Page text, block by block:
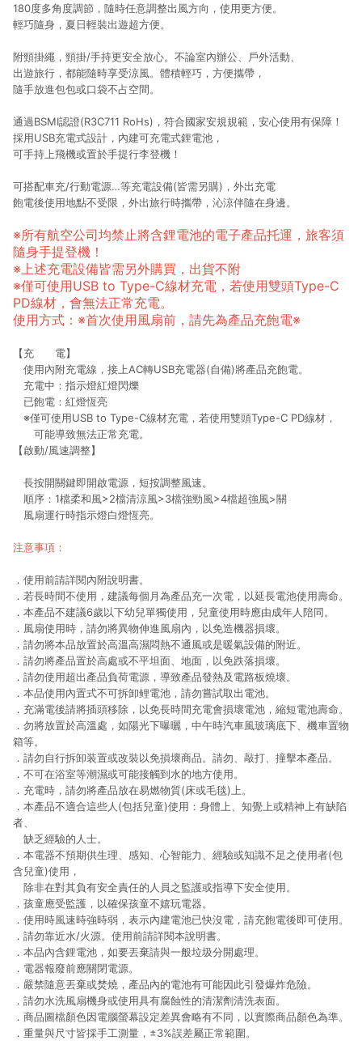
180度多角度調節，隨時任意調整出風方向，使用更方便。
輕巧隨身，夏日輕裝出遊超方便。
附頸掛繩，頸掛/手持更安全放心。不論室內辦公、戶外活動、
出遊旅行，都能隨時享受涼風。體積輕巧，方便攜帶，
隨手放進包包或口袋不占空間。
通過BSMI認證(R3C711 RoHs)，符合國家安規規範，安心使用有保障！
採用USB充電式設計，內建可充電式鋰電池，
可手持上飛機或置於手提行李登機！
可搭配車充/行動電源…等充電設備(皆需另購)，外出充電
飽電後使用地點不受限，外出旅行時攜帶，沁涼伴隨在身邊。
※所有航空公司均禁止將含鋰電池的電子產品托運，旅客須
隨身手提登機！
※上述充電設備皆需另外購買，出貨不附
※僅可使用USB to Type-C線材充電，若使用雙頭Type-C
PD線材，會無法正常充電。
使用方式：※首次使用風扇前，請先為產品充飽電※
【充 電】
使用內附充電線，接上AC轉USB充電器(自備)將產品充飽電。
充電中：指示燈紅燈閃爍
已飽電：紅燈恆亮
※僅可使用USB to Type-C線材充電，若使用雙頭Type-C PD線材，
可能導致無法正常充電。
【啟動/風速調整】
長按開關鍵即開啟電源，短按調整風速。
順序：1檔柔和風>2檔清涼風>3檔強勁風>4檔超強風>關
風扇運行時指示燈白燈恆亮。
注意事項：
．使用前請詳閱內附說明書。
．若長時間不使用，建議每個月為產品充一次電，以延長電池使用壽命。
．本產品不建議6歲以下幼兒單獨使用，兒童使用時應由成年人陪同。
．風扇使用時，請勿將異物伸進風扇內，以免造機器損壞。
．請勿將本品放置於高溫高濕悶熱不通風或是暖氣設備的附近。
．請勿將產品置於高處或不平坦面、地面，以免跌落損壞。
．請勿使用超出產品負荷電源，導致產品發熱及電路板燒壞。
．本品使用內置式不可拆卸鲤電池，請勿嘗試取出電池。
．充滿電後請將插頭移除，以免長時間充電會損壞電池，縮短電池壽命。
．勿將放置於高溫處，如陽光下曝曬，中午時汽車風玻璃底下、機車置物
箱等。
．請勿自行拆卸装置或改裝以免損壞商品。請勿、敲打、撞擊本產品。
．不可在浴室等潮濕或可能接觸到水的地方使用。
．充電時，請勿將產品放在易燃物質(床或毛毯)上。
．本產品不適合這些人(包括兒童)使用：身體上、知覺上或精神上有缺陷
者、
缺乏經驗的人士。
．本電器不預期供生理、感知、心智能力、經驗或知識不足之使用者(包
含兒童)使用，
除非在對其負有安全責任的人員之監護或指導下安全使用。
．孩童應受監護，以確保孩童不嬉玩電器。
．使用時風速時強時弱，表示內建電池已快沒電，請充飽電後即可使用。
．請勿靠近水/火源。使用前請詳閱本說明書。
．本品內含鋰電池，如要丟棄請與一般垃圾分開處理。
．電器報廢前應關閉電源。
．嚴禁隨意丟棄或焚燒，產品內的電池有可能因此引發爆炸危險。
．請勿水洗風扇機身或使用具有腐蝕性的清潔劑清洗表面。
．商品圖檔顏色因電腦螢幕設定差異會略有不同，以實際商品顏色為準。
．重量與尺寸皆採手工測量，±3%誤差屬正常範圍。